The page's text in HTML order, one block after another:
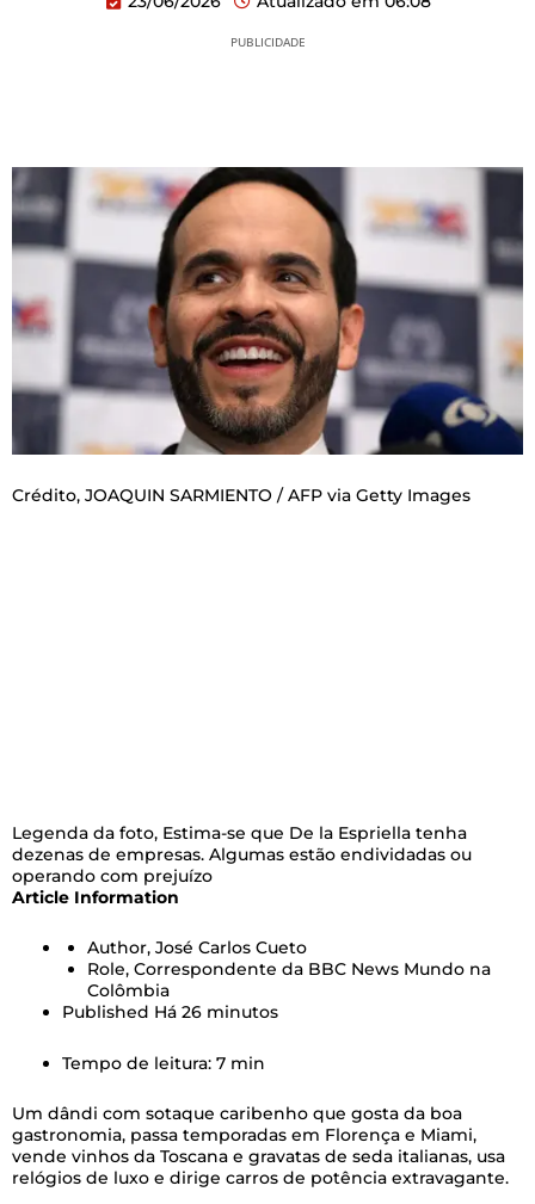
PUBLICIDADE
Crédito, JOAQUIN SARMIENTO / AFP via Getty Images
Legenda da foto, Estima-se que De la Espriella tenha
dezenas de empresas. Algumas estão endividadas ou
operando com prejuízo
Article Information
Author, José Carlos Cueto
Role, Correspondente da BBC News Mundo na
Colômbia
Published Há 26 minutos
Tempo de leitura: 7 min
Um dândi com sotaque caribenho que gosta da boa
gastronomia, passa temporadas em Florença e Miami,
vende vinhos da Toscana e gravatas de seda italianas, usa
relógios de luxo e dirige carros de potência extravagante.